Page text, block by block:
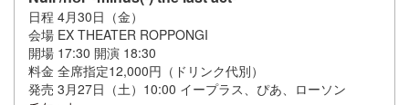
日程 4月30日（金）
会場 EX THEATER ROPPONGI
開場 17:30 開演 18:30
料金 全席指定12,000円（ドリンク代別）
発売 3月27日（土）10:00 イープラス、ぴあ、ローソン